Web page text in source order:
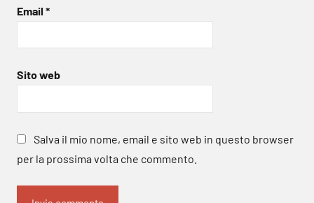
Email *
Sito web
Salva il mio nome, email e sito web in questo browser
per la prossima volta che commento.